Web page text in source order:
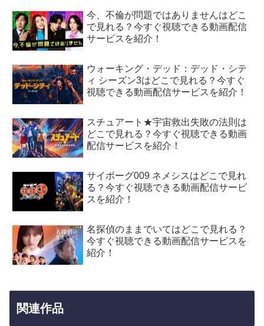
今、不倫が問題ではありませんはどこ
で見れる？今すぐ視聴できる動画配信
サービスを紹介！
ウォーキング・デッド：デッド・シテ
ィ シーズン3はどこで見れる？今すぐ
視聴できる動画配信サービスを紹介！
スチュアート★宇宙救出失敗の法則は
どこで見れる？今すぐ視聴できる動画
配信サービスを紹介！
サイボーグ009 ネメシスはどこで見れ
る？今すぐ視聴できる動画配信サービ
スを紹介！
名探偵のままでいてはどこで見れる？
今すぐ視聴できる動画配信サービスを
紹介！
関連作品